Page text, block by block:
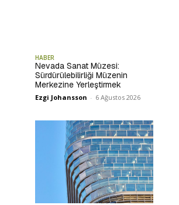
HABER
Nevada Sanat Müzesi:
Sürdürülebilirliği Müzenin
Merkezine Yerleştirmek
Ezgi Johansson - 6 Ağustos 2026